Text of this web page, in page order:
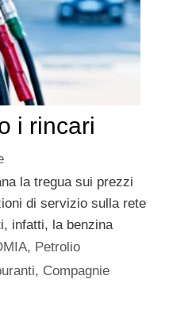
i rincari
la tregua sui prezzi
di servizio sulla rete
infatti, la benzina
, Petrolio
, Compagnie